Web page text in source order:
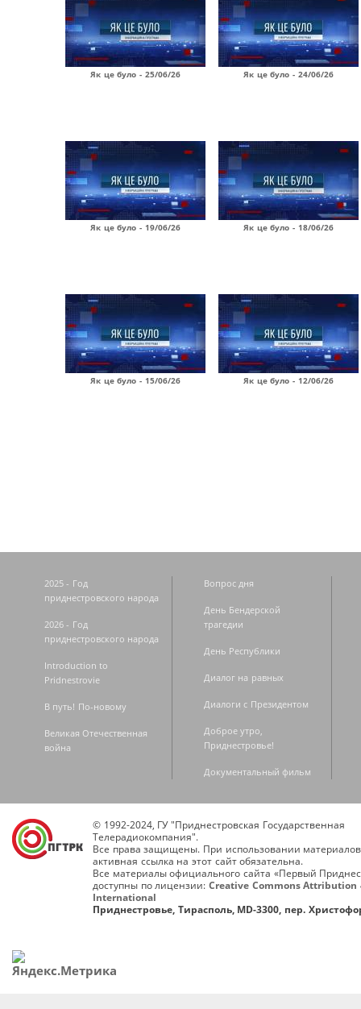
Як це було - 25/06/26 Як це було - 24/06/26
Як це було - 19/06/26 Як це було - 18/06/26
Як це було - 15/06/26 Як це було - 12/06/26
2025 - Год
приднестровского народа
2026 - Год
приднестровского народа
Introduction to
Pridnestrovie
В путь! По-новому
Великая Отечественная
война
Вопрос дня
День Бендерской
трагедии
День Республики
Диалог на равных
Диалоги с Президентом
Доброе утро,
Приднестровье!
Документальный фильм
© 1992-2024, ГУ "Приднестровская Государственная
Телерадиокомпания".
Все права защищены. При использовании
активная ссылка на этот сайт обязательна.
Все материалы официального сайта «Первый
доступны по лицензии: Creative Commons Attribution
International
Приднестровье, Тирасполь, MD-3300, пер.